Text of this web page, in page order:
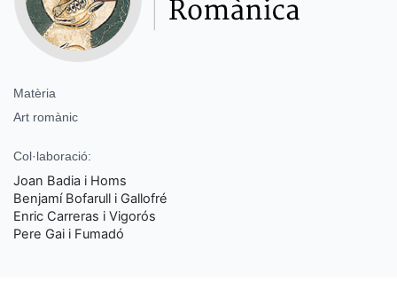
Matèria
Art romànic
Col·laboració:
Joan Badia i Homs
Benjamí Bofarull i Gallofré
Enric Carreras i Vigorós
Pere Gai i Fumadó